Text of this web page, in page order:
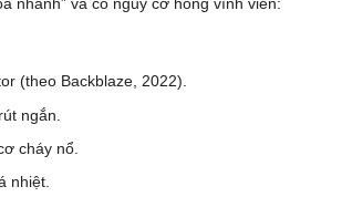
(theo Backblaze, 2022).
ngắn.
cháy nổ.
nhiệt.